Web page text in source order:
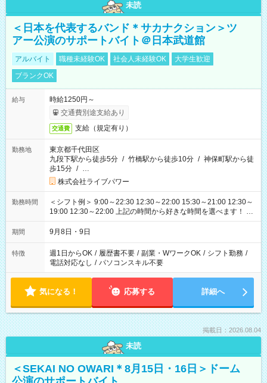
未読
＜日本を代表するバンド＊サカナクション＞ツ
アー公演のサポートバイト＠日本武道館
アルバイト 職種未経験OK 社会人未経験OK
大学生歓迎
ブランクOK
給与
時給1250円～
交通費別途支給あり
交通費 支給（規定有り）
勤務地
東京都千代田区
九段下駅から徒歩5分 / 竹橋駅から徒歩10分 / 神保町駅から徒
歩15分 / …
株式会社ライブパワー
勤務時間
＜シフト例＞ 9:00～22:30 12:30～22:00 15:30～21:00 12:30～
19:00 12:30～22:00 上記の時間から好きな時間を選べます！ ※
時間は変更となる可能性があります
期間 9月8日・9日
特徴 週1日からOK / 履歴書不要 / 副業・WワークOK / シフト勤務 /
電話対応なし / パソコンスキル不要
気になる！ 応募する 詳細へ
掲載日：2026.08.04
未読
＜SEKAI NO OWARI＊8月15日・16日＞ドーム